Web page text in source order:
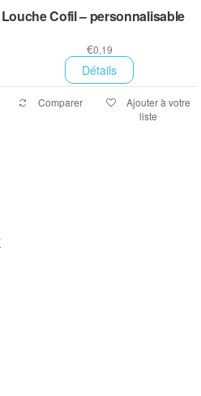
Louche Cofil – personnalisable
€0,19
Détails
Comparer
Ajouter à votre
liste